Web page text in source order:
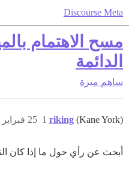
Discourse Meta
الدائمة
ساهم ميزة
riking (Kane York) 25 فبراير 2020، 5:01م 1
أبحث عن رأي حول ما إذا كان